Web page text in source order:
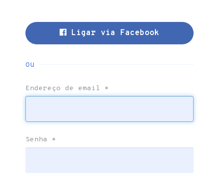
Ligar via Facebook
ou
Endereço de email *
Senha *